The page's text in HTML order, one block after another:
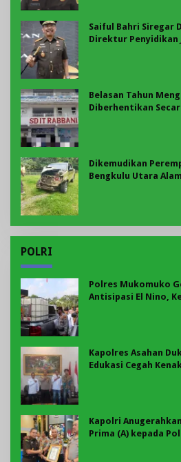
Saiful Bahri Siregar
Direktur Penyidikan
Belasan Tahun
Diberhentikan
Dikemudikan
Bengkulu Utara
POLRI
Polres Mukomuko
Antisipasi El Nino,
Kapolres Asahan
Edukasi Cegah
Kapolri
Prima (A) kepada